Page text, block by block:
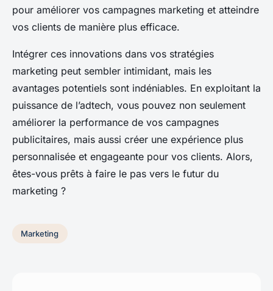
pour améliorer vos campagnes marketing et atteindre
vos clients de manière plus efficace.
Intégrer ces innovations dans vos stratégies
marketing peut sembler intimidant, mais les
avantages potentiels sont indéniables. En exploitant la
puissance de l’adtech, vous pouvez non seulement
améliorer la performance de vos campagnes
publicitaires, mais aussi créer une expérience plus
personnalisée et engageante pour vos clients. Alors,
êtes-vous prêts à faire le pas vers le futur du
marketing ?
Marketing